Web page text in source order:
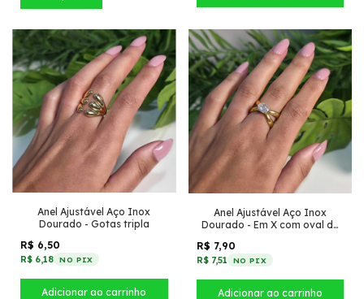
Anel Ajustável Aço Inox
Dourado - Gotas tripla
R$ 6,50
R$ 6,18 NO PIX
Anel Ajustável Aço Inox
Dourado - Em X com oval de
R$ 7,90
R$ 7,51 NO PIX